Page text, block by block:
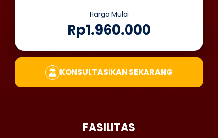
Harga Mulai
Rp1.960.000
KONSULTASIKAN SEKARANG
FASILITAS